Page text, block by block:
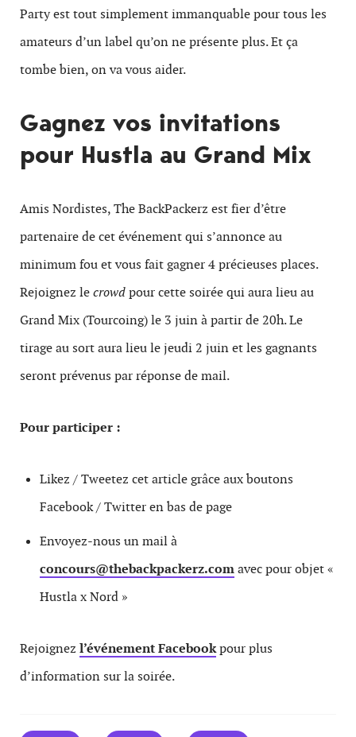
Party est tout simplement immanquable pour tous les
amateurs d’un label qu’on ne présente plus. Et ça
tombe bien, on va vous aider.
Gagnez vos invitations
pour Hustla au Grand Mix
Amis Nordistes, The BackPackerz est fier d’être
partenaire de cet événement qui s’annonce au
minimum fou et vous fait gagner 4 précieuses places.
Rejoignez lecrowdpour cette soirée qui aura lieu au
Grand Mix (Tourcoing) le 3 juin à partir de 20h. Le
tirage au sort aura lieu le jeudi 2 juin et les gagnants
seront prévenus par réponse de mail.
Pour participer :
Likez / Tweetez cet article grâce aux boutons
Facebook / Twitter en bas de page
Envoyez-nous un mail à
concours@thebackpackerz.comavec pour objet «
Hustla x Nord »
Rejoignez l’événement Facebookpour plus
d’information sur la soirée.